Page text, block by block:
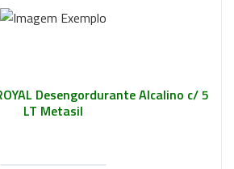
Desengordurante Alcalino c/ 5
LT Metasil